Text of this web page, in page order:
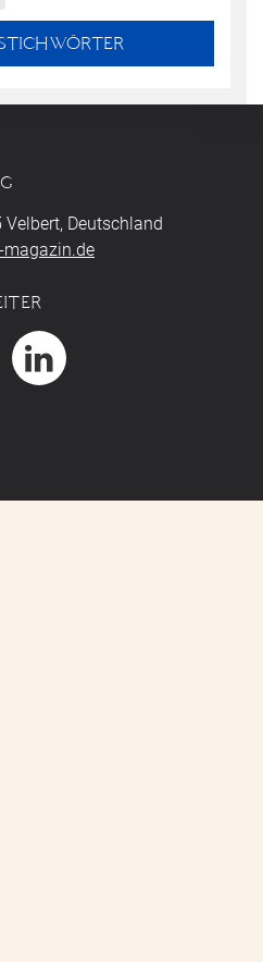
Deutschland
magazin.de